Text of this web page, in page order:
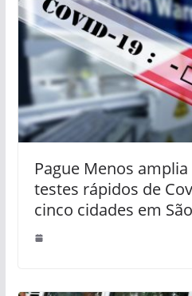
Pague Menos
testes rápidos de
cinco cidades em